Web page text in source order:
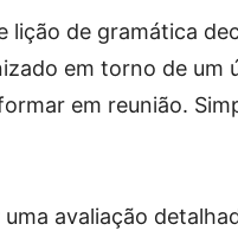
lição de gramática
em torno de um
em reunião.
uma avaliação